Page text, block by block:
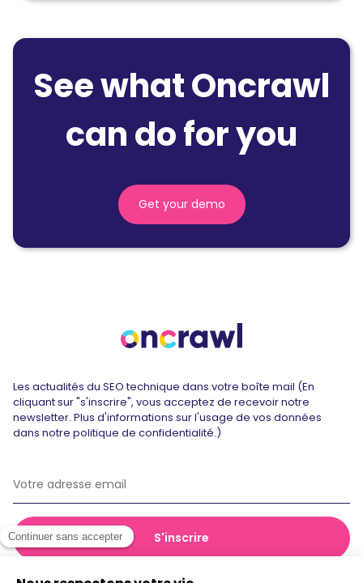
See what Oncrawl
can do for you
Get your demo
Les actualités du SEO technique dans votre boîte mail (En
cliquant sur "s'inscrire", vous acceptez de recevoir notre
newsletter. Plus d'informations sur l'usage de vos données
dans notre politique de confidentialité.)